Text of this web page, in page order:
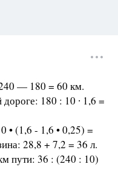
— 180 = 60 км.
180 : 10 ∙ 1,6 =
• (1,6 - 1,6 • 0,25) =
28,8 + 7,2 = 36 л.
пути: 36 : (240 : 10)